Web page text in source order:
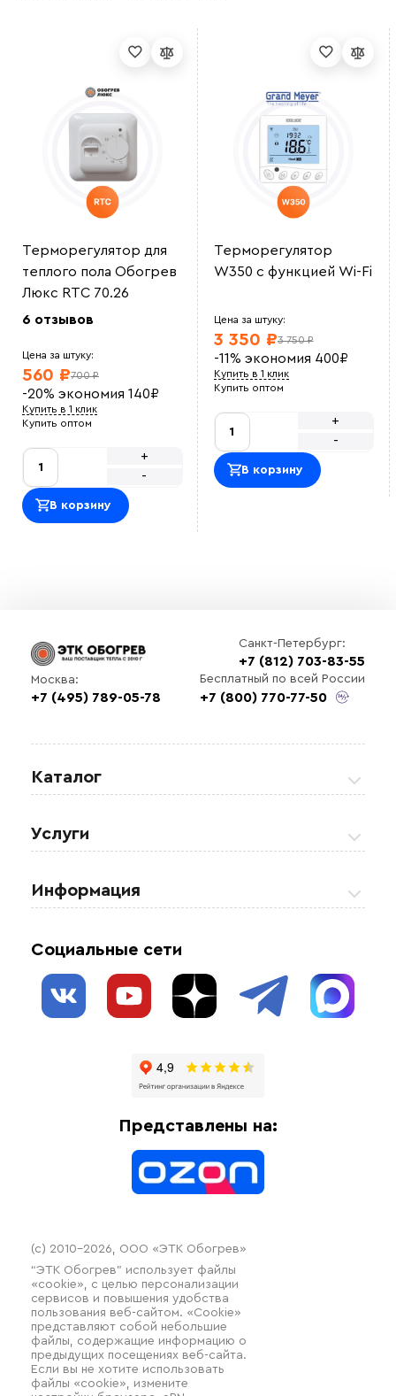
Терморегулятор для
теплого пола Обогрев
Люкс RTC 70.26
6 отзывов
Цена за штуку:
700 ₽
560 ₽
-20% экономия 140₽
Купить в 1 клик
Купить оптом
-
+
В корзину
Терморегулятор
W350 с функцией Wi-Fi
Цена за штуку:
3 750 ₽
3 350 ₽
-11% экономия 400₽
Купить в 1 клик
Купить оптом
-
+
В корзину
Санкт-Петербург:
+7 (812) 703-83-55
Москва:
+7 (495) 789-05-78
Бесплатный по всей России
+7 (800) 770-77-50
Каталог
Регулирующая аппаратура
Взрывозащищенное оборудование
Системы защиты от протечки
Отопительное оборудование
Услуги
Обогрев резервуаров
Обогрев трубопроводов
Информация
Блог
Социальные сети
Представлены на:
(c) 2010–2026, ООО «ЭТК Обогрев»
“ЭТК Обогрев” использует файлы
«cookie», с целью персонализации
сервисов и повышения удобства
пользования веб-сайтом. «Cookie»
представляют собой небольшие
файлы, содержащие информацию о
предыдущих посещениях веб-сайта.
Если вы не хотите использовать
файлы «cookie», измените